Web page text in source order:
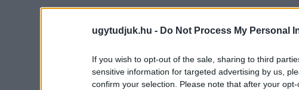
ugytudjuk.hu - Do Not Process My Personal
If you wish to opt-out of the sale, sharing to third
sensitive information for targeted advertising by us,
confirm your selection. Please note that after your